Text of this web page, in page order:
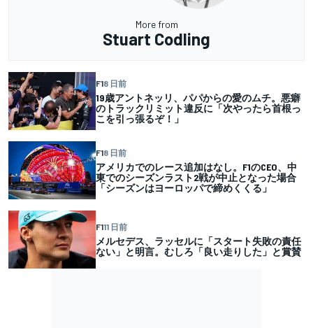
More from
Stuart Codling
F18 日前
19歳アントネッリ、パパからの愛のムチ。悪癖
のトラックリミット違反に「次やったら首根っ
こを引っ張るぞ！」
F18 日前
アメリカでのレース追加はなし。F1のCEO、中
東でのシーズンラスト2戦が中止となった場合
「シーズンはヨーロッパで締めくくる」
F111 日前
メルセデス、ラッセルに「スタート失敗の責任
ない」と明言。むしろ「良い走りした」と賞賛